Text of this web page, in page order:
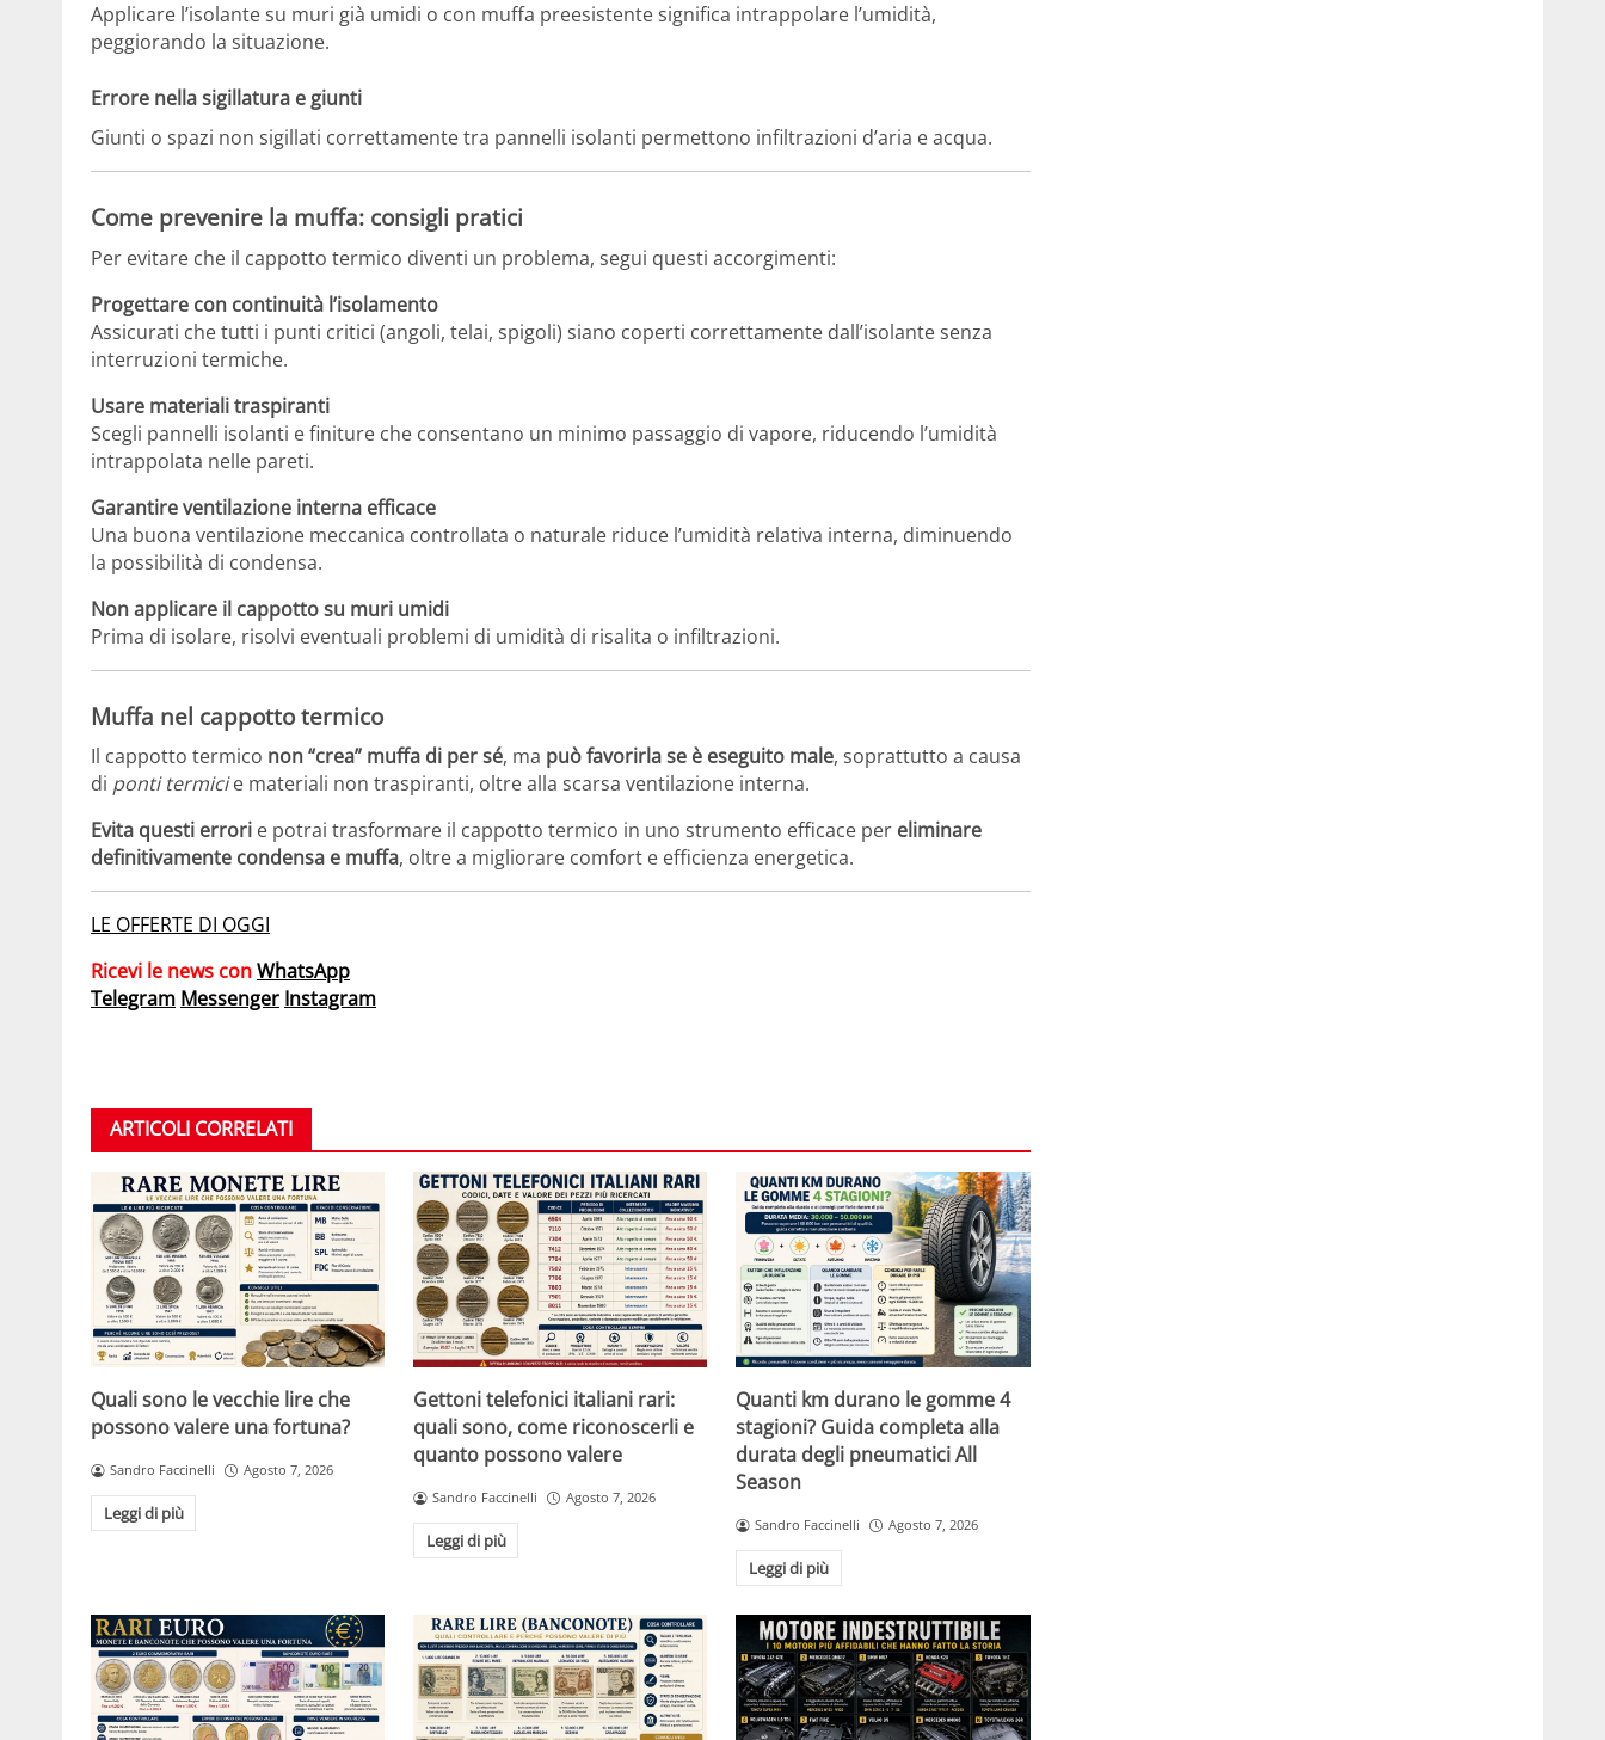
Applicare l’isolante su muri già umidi o con muffa preesistente significa intrappolare l’umidità,
peggiorando la situazione.
Errore nella sigillatura e giunti
Giunti o spazi non sigillati correttamente tra pannelli isolanti permettono infiltrazioni d’aria e acqua.
Come prevenire la muffa: consigli pratici
Per evitare che il cappotto termico diventi un problema, segui questi accorgimenti:
Progettare con continuità l’isolamento
Assicurati che tutti i punti critici (angoli, telai, spigoli) siano coperti correttamente dall’isolante senza
interruzioni termiche.
Usare materiali traspiranti
Scegli pannelli isolanti e finiture che consentano un minimo passaggio di vapore, riducendo l’umidità
intrappolata nelle pareti.
Garantire ventilazione interna efficace
Una buona ventilazione meccanica controllata o naturale riduce l’umidità relativa interna, diminuendo
la possibilità di condensa.
Non applicare il cappotto su muri umidi
Prima di isolare, risolvi eventuali problemi di umidità di risalita o infiltrazioni.
Muffa nel cappotto termico
Il cappotto termico non “crea” muffa di per sé, ma può favorirla se è eseguito male, soprattutto a causa
di ponti termicie materiali non traspiranti, oltre alla scarsa ventilazione interna.
Evita questi errori e potrai trasformare il cappotto termico in uno strumento efficace per eliminare
definitivamente condensa e muffa, oltre a migliorare comfort e efficienza energetica.
LE OFFERTE DI OGGI
Ricevi le news conWhatsApp
Telegram Messenger Instagram
ARTICOLI CORRELATI
Quali sono le vecchie lire che
possono valere una fortuna?
Sandro Faccinelli Agosto 7, 2026
Leggi di più
Gettoni telefonici italiani rari:
quali sono, come riconoscerli e
quanto possono valere
Sandro Faccinelli Agosto 7, 2026
Leggi di più
Quanti km durano le gomme 4
stagioni? Guida completa alla
durata degli pneumatici All
Season
Sandro Faccinelli Agosto 7, 2026
Leggi di più